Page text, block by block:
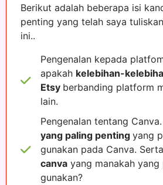
Berikut adalah beberapa isi
penting yang telah saya
ini..
Pengenalan kepada
apakah kelebihan-
Etsy berbanding platform
lain.
Pengenalan tentang
yang paling penting yang
gunakan pada Canva.
canva yang manakah yang
gunakan?